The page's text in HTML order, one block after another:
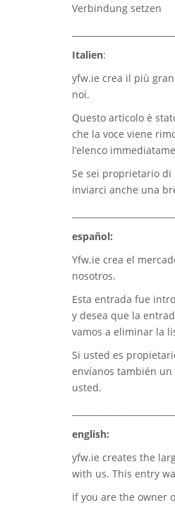
Verbindung setzen
Italien:
yfw.ie crea il più
noi.
Questo articolo è
che la voce viene
l’elenco
Se sei proprietario
inviarci anche una
español:
Yfw.ie crea el
nosotros.
Esta entrada fue
y desea que la
vamos a eliminar la
Si usted es
envíanos también
usted.
english:
yfw.ie creates the
with us. This entry
If you are the owner